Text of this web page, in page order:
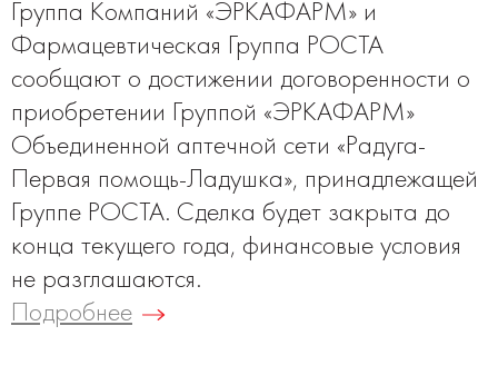
Группа Компаний «ЭРКАФАРМ» и
Фармацевтическая Группа РОСТА
сообщают о достижении договоренности о
приобретении Группой «ЭРКАФАРМ»
Объединенной аптечной сети «Радуга-
Первая помощь-Ладушка», принадлежащей
Группе РОСТА. Сделка будет закрыта до
конца текущего года, финансовые условия
не разглашаются.
Подробнее